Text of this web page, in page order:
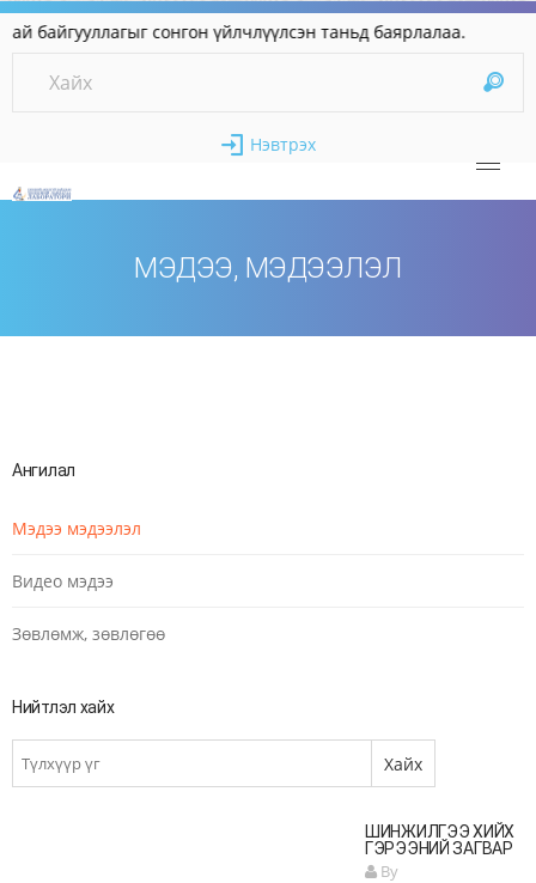
сонгон үйлчлүүлсэн таньд
Нэвтрэх
МЭДЭЭ, МЭДЭЭЛЭЛ
Ангилал
Мэдээ мэдээлэл
Видео мэдээ
Зөвлөмж, зөвлөгөө
Нийтлэл хайх
ШИНЖИЛГЭЭ ХИЙХ
ГЭРЭЭНИЙ ЗАГВАР
By